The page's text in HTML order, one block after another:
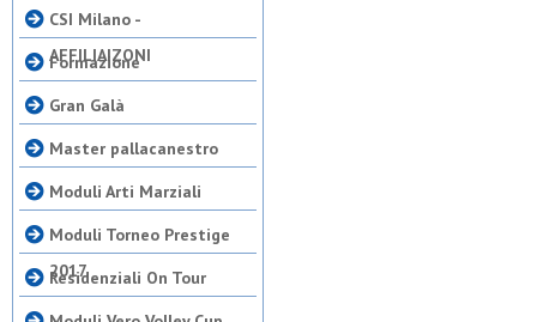
CSI Milano -
AFFILIAIZONI
Formazione
Gran Galà
Master pallacanestro
Moduli Arti Marziali
Moduli Torneo Prestige
2017
Residenziali On Tour